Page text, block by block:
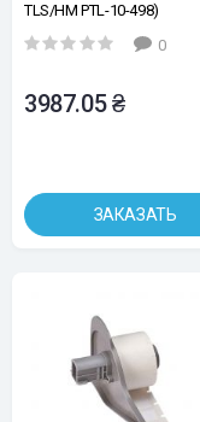
TLS/HM PTL-10-498)
Перемещаемая
0
3987.05 ₴
ЗАКАЗАТЬ